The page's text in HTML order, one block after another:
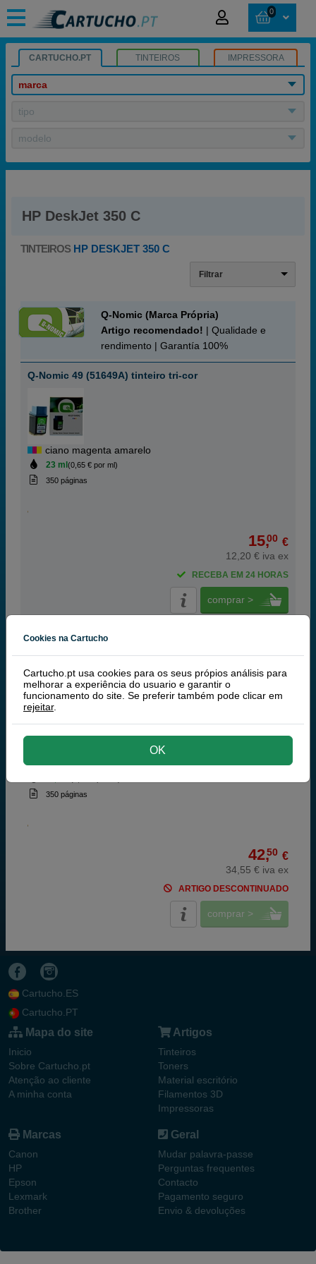
0
CARTUCHO.PT TINTEIROS IMPRESSORA
marca
tipo
modelo
HP DeskJet 350 C
TINTEIROS HP DESKJET 350 C
Filtrar
Q-Nomic (Marca Própria)
Artigo recomendado! | Qualidade e
rendimento | Garantía 100%
Q-Nomic 49 (51649A) tinteiro tri-cor
ciano magenta amarelo
23 ml (0,65 € por ml)
350 páginas
15,00 €
12,20 € iva ex
RECEBA EM 24 HORAS
comprar >
HP
100% Tinteiros Originais HP
HP 49 (HP 51649A) tinteiro tri-cor
ciano magenta amarelo
350 páginas
42,50 €
34,55 € iva ex
ARTIGO DESCONTINUADO
comprar >
Cartucho.ES
Cartucho.PT
Mapa do site
Inicio
Sobre Cartucho.pt
Atenção ao cliente
A minha conta
Artigos
Tinteiros
Toners
Material escritório
Filamentos 3D
Impressoras
Marcas
Canon
HP
Epson
Lexmark
Brother
Geral
Mudar palavra-passe
Perguntas frequentes
Contacto
Pagamento seguro
Envio & devoluções
Cookies na Cartucho
Cartucho.pt usa cookies para os seus própios análisis para
melhorar a experiência do usuario e garantir o
funcionamento do site. Se preferir também pode clicar em
rejeitar.
OK